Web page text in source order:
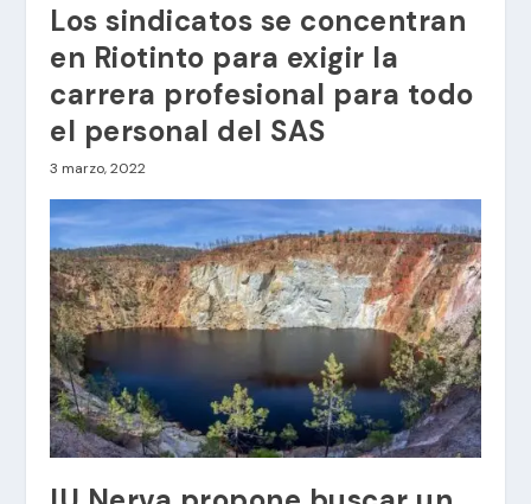
Los sindicatos se concentran
en Riotinto para exigir la
carrera profesional para todo
el personal del SAS
3 marzo, 2022